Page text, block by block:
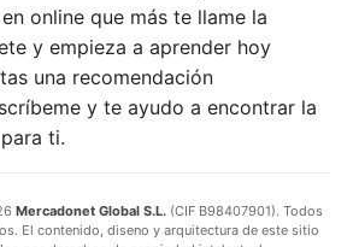
online que más te llame la
y empieza a aprender hoy
una recomendación
y te ayudo a encontrar la
ti.
Mercadonet Global S.L. (CIF B98407901). Todos
El contenido, diseno y arquitectura de este sitio